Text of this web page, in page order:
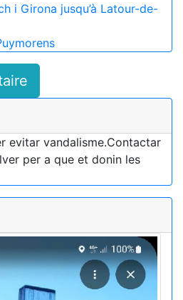
i Girona jusqu’à Latour-de-
evitar vandalisme.Contactar
per a que et donin les